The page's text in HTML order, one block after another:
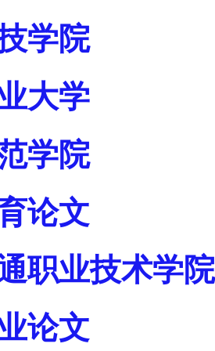
学院
大学
学院
论文
职业技术学院
论文